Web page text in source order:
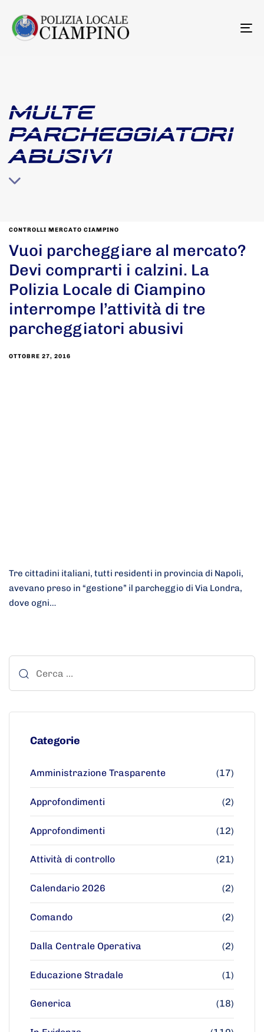
MULTE
PARCHEGGIATORI
ABUSIVI
CONTROLLI MERCATO CIAMPINO
Vuoi parcheggiare al mercato?
Devi comprarti i calzini. La
Polizia Locale di Ciampino
interrompe l’attività di tre
parcheggiatori abusivi
OTTOBRE 27, 2016
Tre cittadini italiani, tutti residenti in provincia di Napoli,
avevano preso in “gestione” il parcheggio di Via Londra,
dove ogni…
Categorie
Amministrazione Trasparente (17)
Approfondimenti (2)
Approfondimenti (12)
Attività di controllo (21)
Calendario 2026 (2)
Comando (2)
Dalla Centrale Operativa (2)
Educazione Stradale (1)
Generica (18)